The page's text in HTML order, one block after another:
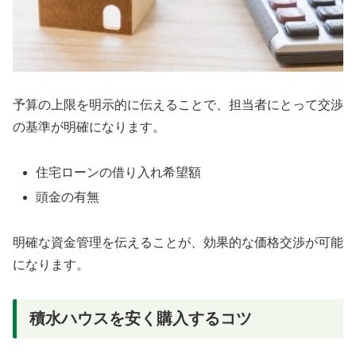
予算の上限を明示的に伝えることで、担当者にとって交渉
の基準が明確になります。
住宅ローンの借り入れ希望額
頭金の有無
明確な資金管理を伝えることが、効果的な価格交渉が可能
になります。
積水ハウスを安く購入するコツ